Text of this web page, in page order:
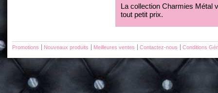
La collection Charmies Métal
tout petit prix.
Promotions Nouveaux produits Meilleures ventes Contactez-nous Conditions